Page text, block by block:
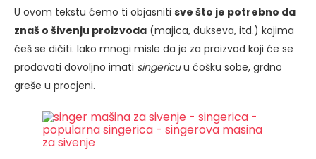
U ovom tekstu ćemo ti objasniti sve što je potrebno da
znaš o šivenju proizvoda (majica, dukseva, itd.) kojima
ćeš se dičiti. Iako mnogi misle da je za proizvod koji će se
prodavati dovoljno imati singericuu ćošku sobe, grdno
greše u procjeni.